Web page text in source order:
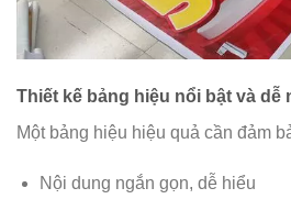
Thiết kế bảng hiệu nổi bật và dễ
Một bảng hiệu hiệu quả cần đảm
Nội dung ngắn gọn, dễ hiểu